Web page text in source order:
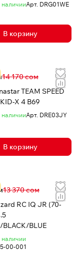
наличииАрт. DRG01WE
В корзину
14 170 сом
TEAM SPEED
X 4 B69
наличииАрт. DRE03JY
В корзину
13 370 сом
RC IQ JR (70-
BLACK/BLUE
наличии
00-001